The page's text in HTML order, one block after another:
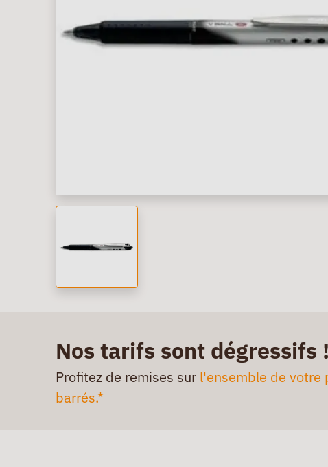
Nos tarifs sont dégressifs !
Profitez de remises sur l'ensemble de votre
barrés.*